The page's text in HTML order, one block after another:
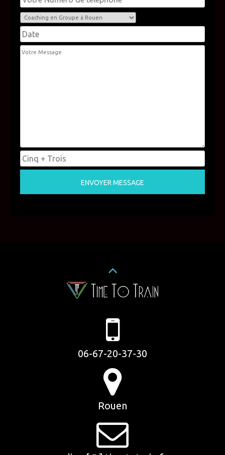
06-67-20-37-30
Rouen